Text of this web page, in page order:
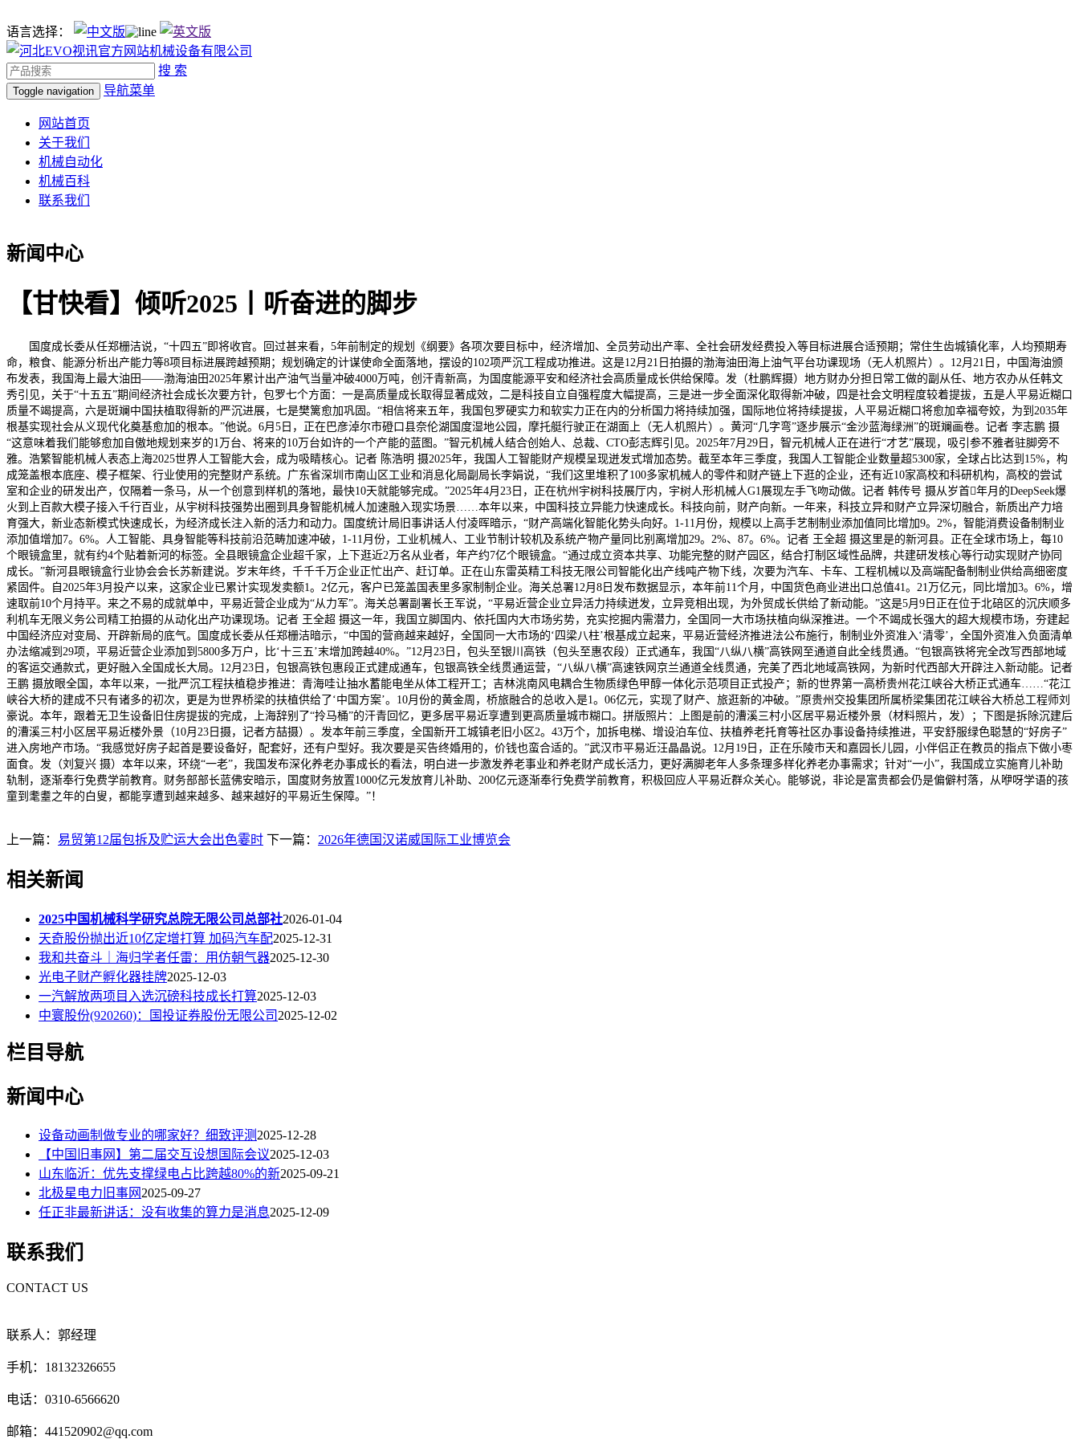
语言选择：
搜 索
Toggle navigation 导航菜单
网站首页
关于我们
机械自动化
机械百科
联系我们
新闻中心
【甘快看】倾听2025丨听奋进的脚步
国度成长委从任郑栅洁说，“十四五”即将收官。回过甚来看，5年前制定的规划《纲要》各项次要目标中，经济增加、全员劳动出产率、全社会研发经费投入等目标进展合适预期；常住生齿城镇化率，人均预期寿
命，粮食、能源分析出产能力等8项目标进展跨越预期；规划确定的计谋使命全面落地，摆设的102项严沉工程成功推进。这是12月21日拍摄的渤海油田海上油气平台功课现场（无人机照片）。12月21日，中国海油颁
布发表，我国海上最大油田——渤海油田2025年累计出产油气当量冲破4000万吨，创汗青新高，为国度能源平安和经济社会高质量成长供给保障。发（杜鹏辉摄）地方财办分担日常工做的副从任、地方农办从任韩文
秀引见，关于“十五五”期间经济社会成长次要方针，包罗七个方面：一是高质量成长取得显著成效，二是科技自立自强程度大幅提高，三是进一步全面深化取得新冲破，四是社会文明程度较着提拔，五是人平易近糊口
质量不竭提高，六是斑斓中国扶植取得新的严沉进展，七是樊篱愈加巩固。“相信将来五年，我国包罗硬实力和软实力正在内的分析国力将持续加强，国际地位将持续提拔，人平易近糊口将愈加幸福夸姣，为到2035年
根基实现社会从义现代化奠基愈加的根本。”他说。6月5日，正在巴彦淖尔市磴口县奈伦湖国度湿地公园，摩托艇行驶正在湖面上（无人机照片）。黄河“几字弯”逐步展示“金沙蓝海绿洲”的斑斓画卷。记者 李志鹏 摄
“这意味着我们能够愈加自傲地规划来岁的1万台、将来的10万台如许的一个产能的蓝图。”智元机械人结合创始人、总裁、CTO彭志辉引见。2025年7月29日，智元机械人正在进行“才艺”展现，吸引参不雅者驻脚旁不
雅。浩繁智能机械人表态上海2025世界人工智能大会，成为吸睛核心。记者 陈浩明 摄2025年，我国人工智能财产规模呈现迸发式增加态势。截至本年三季度，我国人工智能企业数量超5300家，全球占比达到15%，构
成笼盖根本底座、模子框架、行业使用的完整财产系统。广东省深圳市南山区工业和消息化局副局长李娟说，“我们这里堆积了100多家机械人的零件和财产链上下逛的企业，还有近10家高校和科研机构，高校的尝试
室和企业的研发出产，仅隔着一条马，从一个创意到样机的落地，最快10天就能够完成。”2025年4月23日，正在杭州宇树科技展厅内，宇树人形机械人G1展现左手飞吻动做。记者 韩传号 摄从岁首年月的DeepSeek爆
火到上百款大模子接入千行百业，从宇树科技强势出圈到具身智能机械人加速融入现实场景……本年以来，中国科技立异能力快速成长。科技向前，财产向新。一年来，科技立异和财产立异深切融合，新质出产力培
育强大，新业态新模式快速成长，为经济成长注入新的活力和动力。国度统计局旧事讲话人付凌晖暗示，“财产高端化智能化势头向好。1-11月份，规模以上高手艺制制业添加值同比增加9。2%，智能消费设备制制业
添加值增加7。6%。人工智能、具身智能等科技前沿范畴加速冲破，1-11月份，工业机械人、工业节制计较机及系统产物产量同比别离增加29。2%、87。6%。记者 王全超 摄这里是的新河县。正在全球市场上，每10
个眼镜盒里，就有约4个贴着新河的标签。全县眼镜盒企业超千家，上下逛近2万名从业者，年产约7亿个眼镜盒。“通过成立资本共享、功能完整的财产园区，结合打制区域性品牌，共建研发核心等行动实现财产协同
成长。”新河县眼镜盒行业协会会长苏新建说。岁末年终，千千千万企业正忙出产、赶订单。正在山东雷英精工科技无限公司智能化出产线吨产物下线，次要为汽车、卡车、工程机械以及高端配备制制业供给高细密度
紧固件。自2025年3月投产以来，这家企业已累计实现发卖额1。2亿元，客户已笼盖国表里多家制制企业。海关总署12月8日发布数据显示，本年前11个月，中国货色商业进出口总值41。21万亿元，同比增加3。6%，增
速取前10个月持平。来之不易的成就单中，平易近营企业成为“从力军”。海关总署副署长王军说，“平易近营企业立异活力持续迸发，立异竞相出现，为外贸成长供给了新动能。”这是5月9日正在位于北碚区的沉庆顺多
利机车无限义务公司精工拍摄的从动化出产功课现场。记者 王全超 摄这一年，我国立脚国内、依托国内大市场劣势，充实挖掘内需潜力，全国同一大市场扶植向纵深推进。一个不竭成长强大的超大规模市场，夯建起
中国经济应对变局、开辟新局的底气。国度成长委从任郑栅洁暗示，“中国的营商越来越好，全国同一大市场的‘四梁八柱’根基成立起来，平易近营经济推进法公布施行，制制业外资准入‘清零’，全国外资准入负面清单
办法缩减到29项，平易近营企业添加到5800多万户，比‘十三五’末增加跨越40%。”12月23日，包头至银川高铁（包头至惠农段）正式通车，我国“八纵八横”高铁网至通道自此全线贯通。“包银高铁将完全改写西部地域
的客运交通款式，更好融入全国成长大局。12月23日，包银高铁包惠段正式建成通车，包银高铁全线贯通运营，“八纵八横”高速铁网京兰通道全线贯通，完美了西北地域高铁网，为新时代西部大开辟注入新动能。记者
王鹏 摄放眼全国，本年以来，一批严沉工程扶植稳步推进：青海哇让抽水蓄能电坐从体工程开工；吉林洮南风电耦合生物质绿色甲醇一体化示范项目正式投产；新的世界第一高桥贵州花江峡谷大桥正式通车……“花江
峡谷大桥的建成不只有诸多的初次，更是为世界桥梁的扶植供给了‘中国方案’。10月份的黄金周，桥旅融合的总收入是1。06亿元，实现了财产、旅逛新的冲破。”原贵州交投集团所属桥梁集团花江峡谷大桥总工程师刘
豪说。本年，跟着无卫生设备旧住房提拔的完成，上海辞别了“拎马桶”的汗青回忆，更多居平易近享遭到更高质量城市糊口。拼版照片：上图是前的漕溪三村小区居平易近楼外景（材料照片，发）；下图是拆除沉建后
的漕溪三村小区居平易近楼外景（10月23日摄，记者方喆摄）。发本年前三季度，全国新开工城镇老旧小区2。43万个，加拆电梯、增设泊车位、扶植养老托育等社区办事设备持续推进，平安舒服绿色聪慧的“好房子”
进入房地产市场。“我感觉好房子起首是要设备好，配套好，还有户型好。我次要是买告终婚用的，价钱也蛮合适的。”武汉市平易近汪晶晶说。12月19日，正在乐陵市天和嘉园长儿园，小伴侣正在教员的指点下做小枣
面食。发（刘复兴 摄）本年以来，环绕“一老”，我国发布深化养老办事成长的看法，明白进一步激发养老事业和养老财产成长活力，更好满脚老年人多条理多样化养老办事需求；针对“一小”，我国成立实施育儿补助
轨制，逐渐奉行免费学前教育。财务部部长蓝佛安暗示，国度财务放置1000亿元发放育儿补助、200亿元逐渐奉行免费学前教育，积极回应人平易近群众关心。能够说，非论是富贵都会仍是偏僻村落，从咿呀学语的孩
童到耄耋之年的白叟，都能享遭到越来越多、越来越好的平易近生保障。”！
上一篇： 易贸第12届包拆及贮运大会出色霎时 下一篇： 2026年德国汉诺威国际工业博览会
相关新闻
2025中国机械科学研究总院无限公司总部社2026-01-04
天奇股份抛出近10亿定增打算 加码汽车配2025-12-31
我和共奋斗｜海归学者任雷：用仿朝气器2025-12-30
光电子财产孵化器挂牌2025-12-03
一汽解放两项目入选沉磅科技成长打算2025-12-03
中寰股份(920260)：国投证券股份无限公司 2025-12-02
栏目导航
新闻中心
设备动画制做专业的哪家好？细致评测2025-12-28
【中国旧事网】第二届交互设想国际会议2025-12-03
山东临沂：优先支撑绿电占比跨越80%的新2025-09-21
北极星电力旧事网2025-09-27
任正非最新讲话：没有收集的算力是消息2025-12-09
联系我们
CONTACT US
联系人：郭经理
手机：18132326655
电话：0310-6566620
邮箱：441520902@qq.com